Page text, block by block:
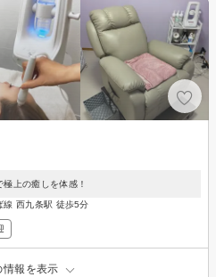
上の癒しを体感！
線 西九条駅 徒歩5分
情報を表示